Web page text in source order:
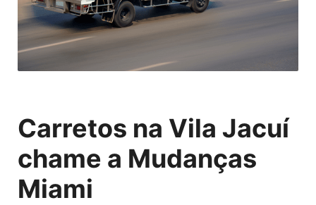
Carretos na Vila Jacuí
chame a Mudanças
Miami